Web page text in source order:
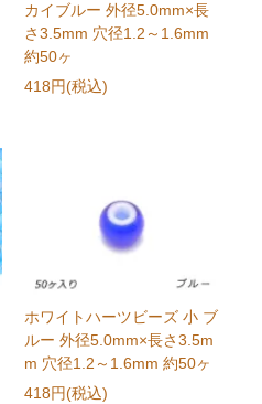
カイブルー 外径5.0mm×長
さ3.5mm 穴径1.2～1.6mm
約50ヶ
418円(税込)
ホワイトハーツビーズ 小 ブ
ルー 外径5.0mm×長さ3.5m
m 穴径1.2～1.6mm 約50ヶ
418円(税込)